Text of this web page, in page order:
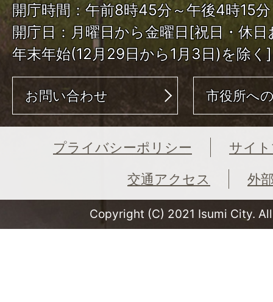
開庁時間：午前8時45分～午後4時15分
開庁日：月曜日から金曜日[祝日・休日
年末年始(12月29日から1月3日)を除く]
お問い合わせ 市役所へ
プライバシーポリシー
サイ
交通アクセス
外
Copyright (C) 2021 Isumi City.